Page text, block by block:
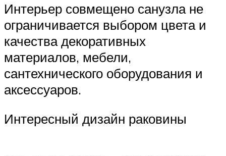
Интерьер совмещено санузла не
ограничивается выбором цвета и
качества декоративных
материалов, мебели,
сантехнического оборудования и
аксессуаров.
Интересный дизайн раковины